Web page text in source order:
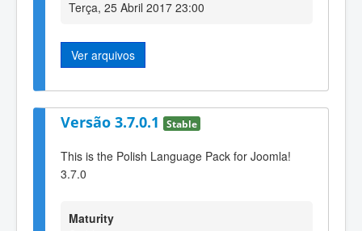
Terça, 25 Abril 2017 23:00
Ver arquivos
Versão 3.7.0.1 Stable
This is the Polish Language Pack for Joomla!
3.7.0
Maturity